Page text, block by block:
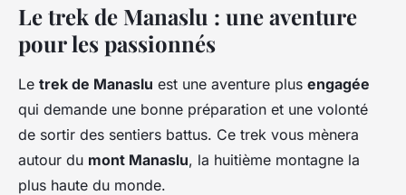
Le trek de Manaslu : une aventure
pour les passionnés
Le trek de Manaslu est une aventure plus engagée
qui demande une bonne préparation et une volonté
de sortir des sentiers battus. Ce trek vous mènera
autour du mont Manaslu, la huitième montagne la
plus haute du monde.